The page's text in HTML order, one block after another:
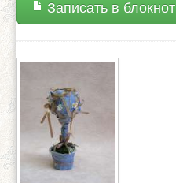
Записать в блокнот